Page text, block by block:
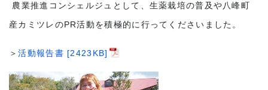
農業推進コンシェルジュとして、生薬栽培の普及や八峰町
産カミツレのPR活動を積極的に行ってくださいました。
＞活動報告書 [2423KB]